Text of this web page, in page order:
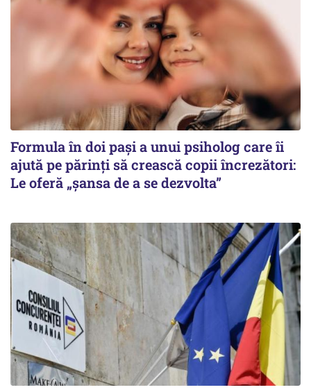
Formula în doi pași a unui psiholog care îi
ajută pe părinți să crească copii încrezători:
Le oferă „șansa de a se dezvolta”